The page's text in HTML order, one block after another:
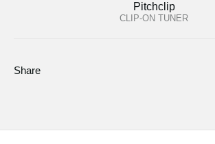
Pitchclip
CLIP-ON TUNER
Share